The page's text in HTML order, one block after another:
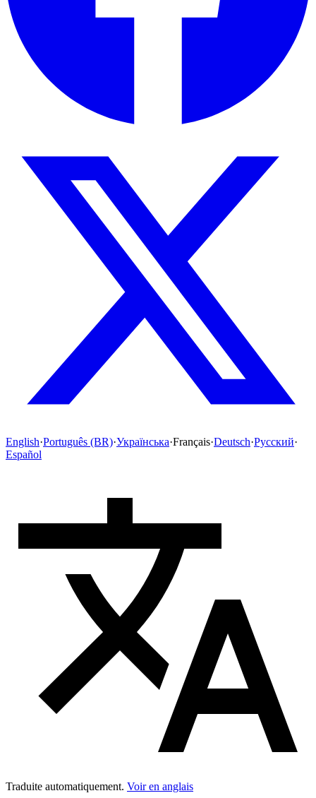
English·Português (BR)·Українська·Français·Deutsch·Русский·
Español
Traduite automatiquement. Voir en anglais